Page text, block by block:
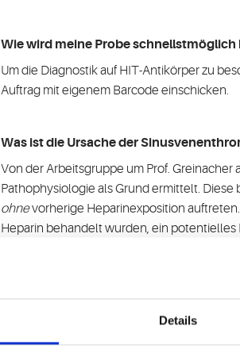
Details
Wie wird meine Probe schnellstmöglich
Um die Diagnostik auf HIT-Antikörper zu
Auftrag mit eigenem Barcode einschicken.
Was ist die Ursache der
Von der Arbeitsgruppe um Prof.
Pathophysiologie als Grund ermittelt.
ohnevorherige Heparinexposition
Heparin behandelt wurden, ein potentielles
Ist die Impfung auch mit anderen
Aktuell wird davon ausgegangen, dass
häufiger auftreten als in der